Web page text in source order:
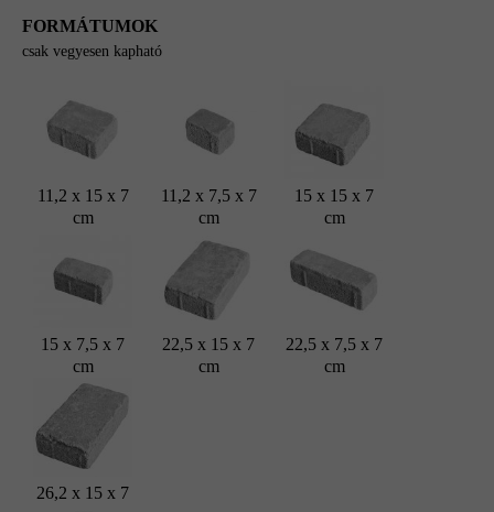
FORMÁTUMOK
csak vegyesen kapható
11,2 x 15 x 7
cm
11,2 x 7,5 x 7
cm
15 x 15 x 7
cm
15 x 7,5 x 7
cm
22,5 x 15 x 7
cm
22,5 x 7,5 x 7
cm
26,2 x 15 x 7